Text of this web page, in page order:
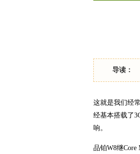
导读：
这就是我们经
经基本搭载了
响。
品铂W8继